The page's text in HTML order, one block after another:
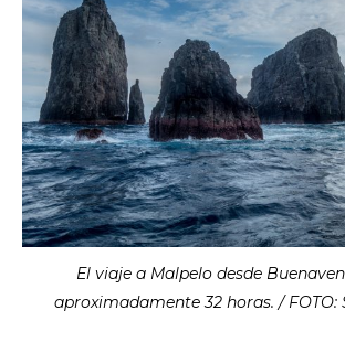
El viaje a Malpelo desde
aproximadamente 32 horas. /